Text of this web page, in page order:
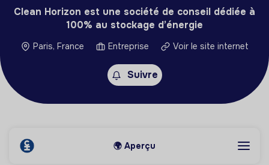
Clean Horizon est une société de conseil dédiée à
100% au stockage d’énergie
Paris, France Entreprise Voir le site internet
Suivre
🌍 Aperçu